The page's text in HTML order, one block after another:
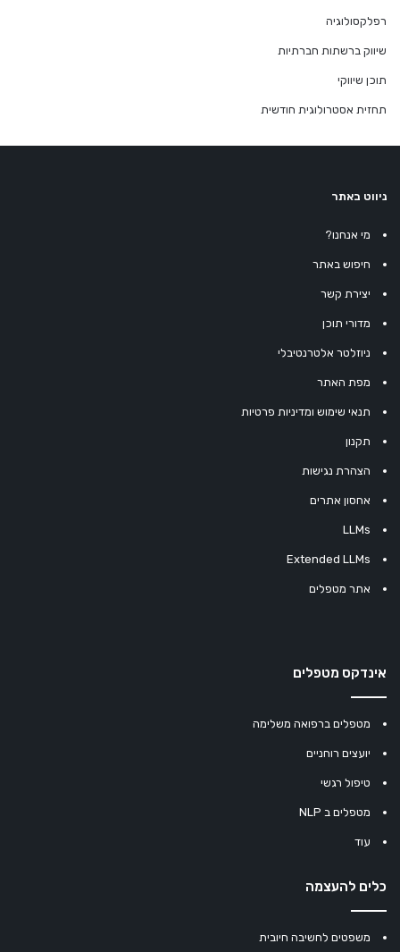
רפלקסולוגיה
שיווק ברשתות חברתיות
תוכן שיווקי
תחזית אסטרולוגית חודשית
ניווט באתר
מי אנחנו?
חיפוש באתר
יצירת קשר
מדורי תוכן
ניוזלטר אלטרנטיבלי
מפת האתר
תנאי שימוש ומדיניות פרטיות
תקנון
הצהרת נגישות
אחסון אתרים
LLMs
Extended LLMs
אתר מטפלים
אינדקס מטפלים
מטפלים ברפואה משלימה
יועצים רוחניים
טיפול רגשי
מטפלים ב NLP
עוד
כלים להעצמה
משפטים לחשיבה חיובית